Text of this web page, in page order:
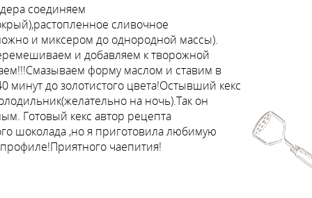
соединяем
сливочное
и миксером до однородной массы).
и добавляем к творожной
форму маслом и ставим в
минут до золотистого цвета!Остывший кекс
на ночь).Так он
Готовый кекс автор рецепта
шоколада ,но я приготовила любимую
чаепития!